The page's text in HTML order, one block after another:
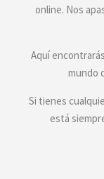
online. Nos
Aquí
mundo
Si tienes
está